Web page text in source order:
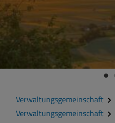
Verwaltungsgemeinschaft
Verwaltungsgemeinschaft